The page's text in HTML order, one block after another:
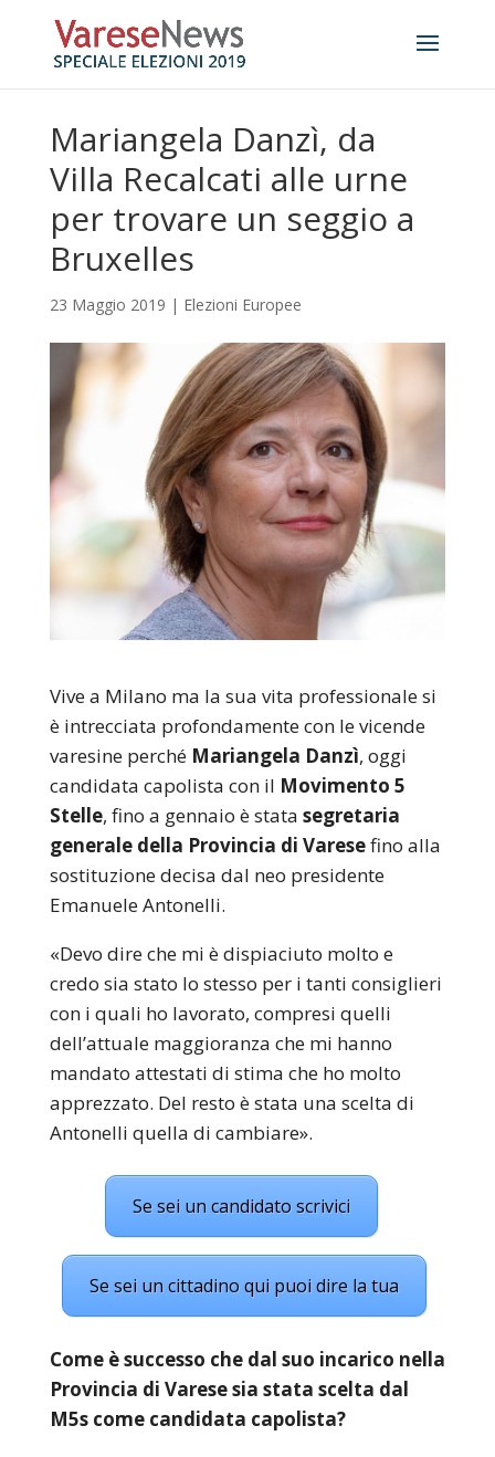
Mariangela Danzì, da
Villa Recalcati alle urne
per trovare un seggio a
Bruxelles
23 Maggio 2019 | Elezioni Europee
Vive a Milano ma la sua vita professionale si
è intrecciata profondamente con le vicende
varesine perchéMariangela Danzì, oggi
candidata capolista con il Movimento 5
Stelle, fino a gennaio è stata segretaria
generale della Provincia di Varesefino alla
sostituzione decisa dal neo presidente
Emanuele Antonelli.
«Devo dire che mi è dispiaciuto molto e
credo sia stato lo stesso per i tanti consiglieri
con i quali ho lavorato, compresi quelli
dell’attuale maggioranza che mi hanno
mandato attestati di stima che ho molto
apprezzato. Del resto è stata una scelta di
Antonelli quella di cambiare».
Se sei un candidato scrivici
Se sei un cittadino qui puoi dire la tua
Come è successo che dal suo incarico nella
Provincia di Varese sia stata scelta dal
M5s come candidata capolista?